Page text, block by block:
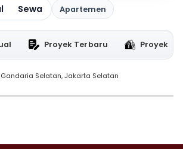
Sewa Apartemen
Proyek Terbaru Proyek
Selatan, Jakarta Selatan